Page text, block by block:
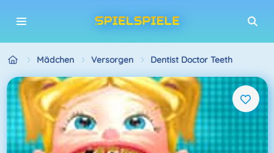
Mädchen Versorgen Dentist Doctor Teeth